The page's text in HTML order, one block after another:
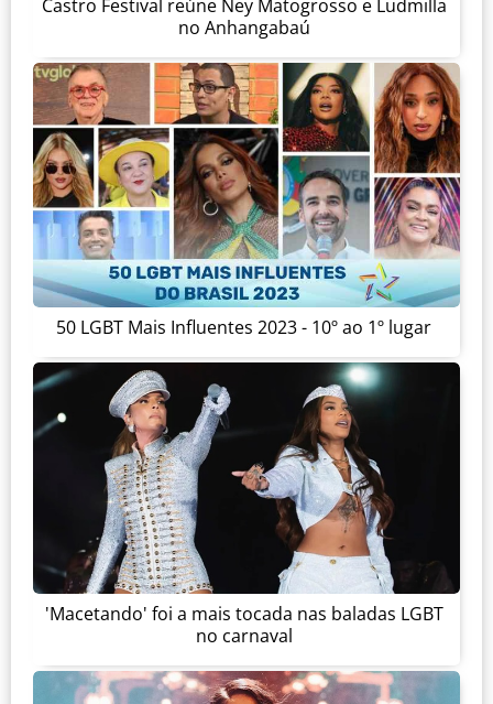
Castro Festival reúne Ney Matogrosso e Ludmilla
no Anhangabaú
50 LGBT Mais Influentes 2023 - 10º ao 1º lugar
'Macetando' foi a mais tocada nas baladas LGBT
no carnaval